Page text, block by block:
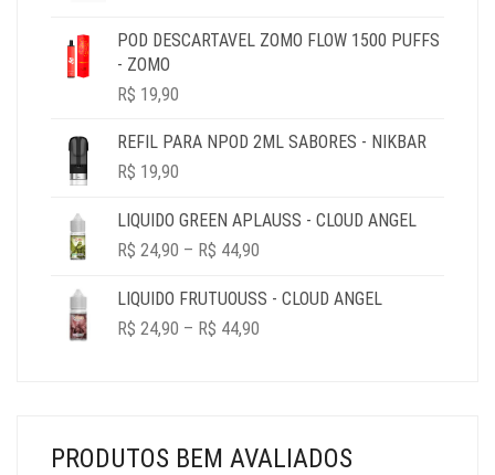
R$ 19,90
POD DESCARTAVEL ZOMO FLOW 1500 PUFFS
- ZOMO
R$ 19,90
REFIL PARA NPOD 2ML SABORES - NIKBAR
R$ 19,90
LIQUIDO GREEN APLAUSS - CLOUD ANGEL
R$ 24,90 – R$ 44,90
R$ 24,90
LIQUIDO FRUTUOUSS - CLOUD ANGEL
R$ 24,90 – R$ 44,90
PRODUTOS BEM AVALIADOS